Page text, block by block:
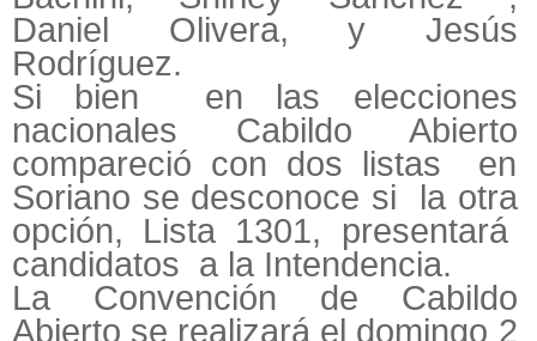
Daniel Olivera, y Jesús
Rodríguez.
Si bien en las elecciones
nacionales Cabildo Abierto
compareció con dos listas en
Soriano se desconoce si la otra
opción, Lista 1301, presentará
candidatos a la Intendencia.
La Convención de Cabildo
Abierto se realizará el domingo 2